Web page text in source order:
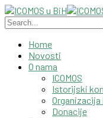
Home
Novosti
O nama
ICOMOS
Istorijski
Donacije